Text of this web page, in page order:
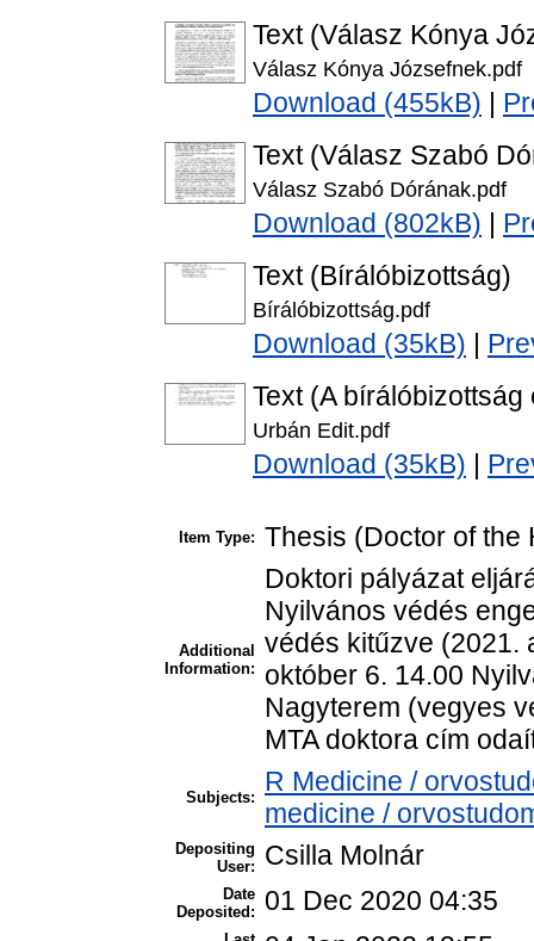
Text (Válasz Kónya
Válasz Kónya Józsefnek.pdf
Download (455kB)
Text (Válasz Szabó
Válasz Szabó Dórának.pdf
Download (802kB)
Text (Bírálóbizottság)
Bírálóbizottság.pdf
Download (35kB)
Text (A
Urbán Edit.pdf
Download (35kB)
Item Type: Thesis (Doctor of the
Additional
Information:
Doktori pályázat
Nyilvános védés
védés kitűzve (2021.
október 6. 14.00
Nagyterem (vegyes
MTA doktora cím
Subjects:
R Medicine /
medicine /
Depositing
User:
Csilla Molnár
Date
Deposited:
01 Dec 2020 04:35